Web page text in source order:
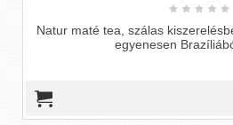
Natur maté tea, szálas
egyenesen